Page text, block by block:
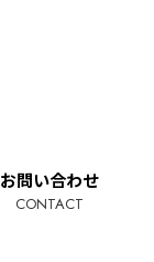
お問い合わせ
CONTACT